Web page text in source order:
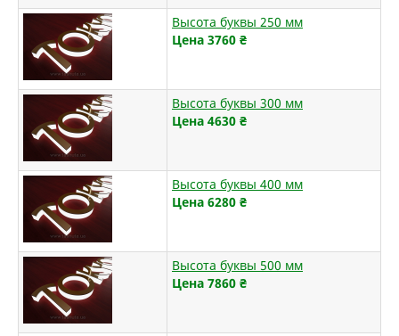
Высота буквы 250 мм
Цена 3760 ₴
Высота буквы 300 мм
Цена 4630 ₴
Высота буквы 400 мм
Цена 6280 ₴
Высота буквы 500 мм
Цена 7860 ₴